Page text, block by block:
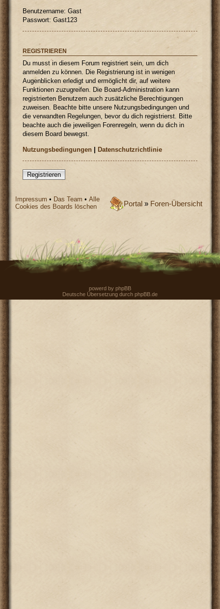
Benutzername: Gast
Passwort: Gast123
REGISTRIEREN
Du musst in diesem Forum registriert sein, um dich
anmelden zu können. Die Registrierung ist in wenigen
Augenblicken erledigt und ermöglicht dir, auf weitere
Funktionen zuzugreifen. Die Board-Administration kann
registrierten Benutzern auch zusätzliche Berechtigungen
zuweisen. Beachte bitte unsere Nutzungsbedingungen und
die verwandten Regelungen, bevor du dich registrierst. Bitte
beachte auch die jeweiligen Forenregeln, wenn du dich in
diesem Board bewegst.
Nutzungsbedingungen |Datenschutzrichtlinie
Registrieren
Portal » Foren-Übersicht
Impressum • Das Team •Alle
Cookies des Boards löschen
powerd by phpBB
Deutsche Übersetzung durch phpBB.de